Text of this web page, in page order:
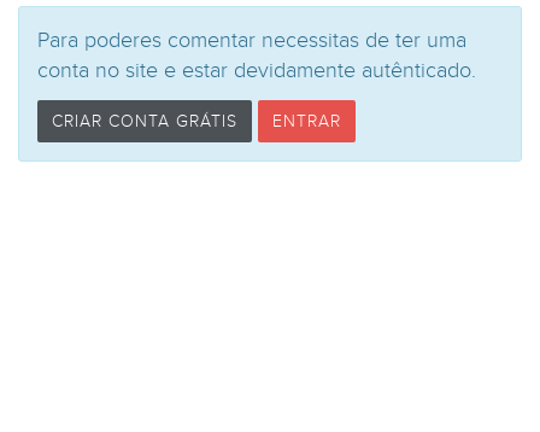
Para poderes comentar necessitas de ter uma
conta no site e estar devidamente autênticado.
CRIAR CONTA GRÁTIS ENTRAR